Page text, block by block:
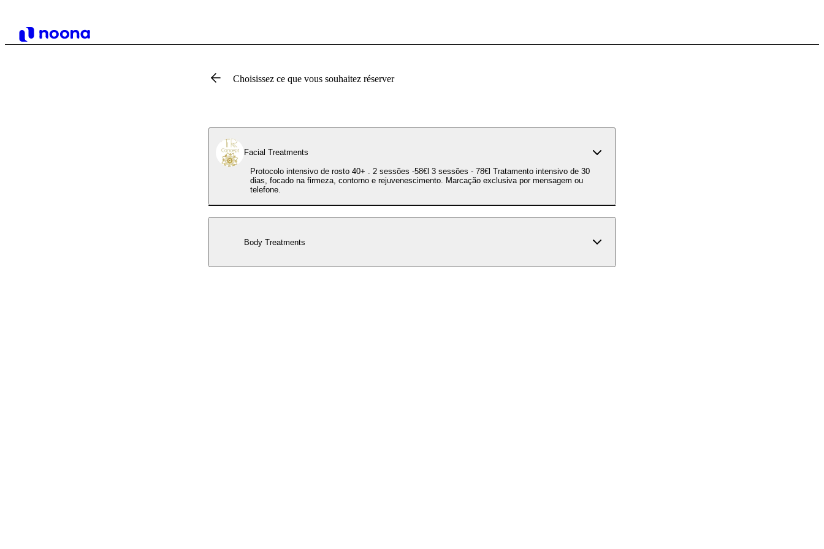
Choisissez ce que vous souhaitez réserver
Facial Treatments
Protocolo intensivo de rosto 40+ . 2 sessões -58€l 3 sessões - 78€l Tratamento intensivo de 30
dias, focado na firmeza, contorno e rejuvenescimento. Marcação exclusiva por mensagem ou
telefone.
Body Treatments